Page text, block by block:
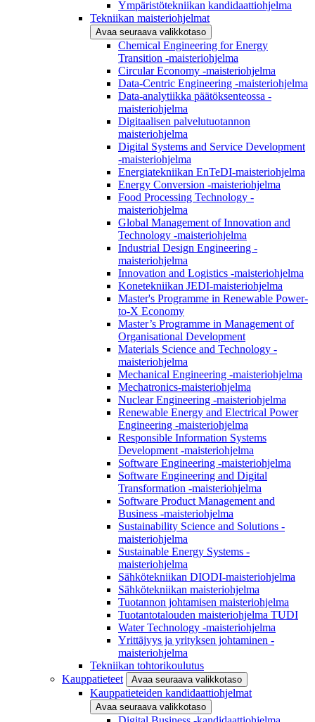
Ympäristötekniikan kandidaattiohjelma
Tekniikan maisteriohjelmat
Avaa seuraava valikkotaso
Chemical Engineering for Energy
Transition -maisteriohjelma
Circular Economy -maisteriohjelma
Data-Centric Engineering -maisteriohjelma
Data-analytiikka päätöksenteossa -
maisteriohjelma
Digitaalisen palvelutuotannon
maisteriohjelma
Digital Systems and Service Development
-maisteriohjelma
Energiatekniikan EnTeDI-maisteriohjelma
Energy Conversion -maisteriohjelma
Food Processing Technology -
maisteriohjelma
Global Management of Innovation and
Technology -maisteriohjelma
Industrial Design Engineering -
maisteriohjelma
Innovation and Logistics -maisteriohjelma
Konetekniikan JEDI-maisteriohjelma
Master's Programme in Renewable Power-
to-X Economy
Master’s Programme in Management of
Organisational Development
Materials Science and Technology -
maisteriohjelma
Mechanical Engineering -maisteriohjelma
Mechatronics-maisteriohjelma
Nuclear Engineering -maisteriohjelma
Renewable Energy and Electrical Power
Engineering -maisteriohjelma
Responsible Information Systems
Development -maisteriohjelma
Software Engineering -maisteriohjelma
Software Engineering and Digital
Transformation -maisteriohjelma
Software Product Management and
Business -maisteriohjelma
Sustainability Science and Solutions -
maisteriohjelma
Sustainable Energy Systems -
maisteriohjelma
Sähkötekniikan DIODI-maisteriohjelma
Sähkötekniikan maisteriohjelma
Tuotannon johtamisen maisteriohjelma
Tuotantotalouden maisteriohjelma TUDI
Water Technology -maisteriohjelma
Yrittäjyys ja yrityksen johtaminen -
maisteriohjelma
Tekniikan tohtorikoulutus
Kauppatieteet
Avaa seuraava valikkotaso
Kauppatieteiden kandidaattiohjelmat
Avaa seuraava valikkotaso